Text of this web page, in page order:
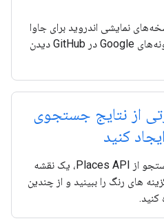
نمایشی اندروید برای جاوا
و کاتلین، از مخزن نمونه‌های Google در GitHub دیدن
از نتایج جستجوی
با استفاده از نتایج جستجو از Places API، یک نقشه
های رنگ را ببینید و از چندین
کنید.